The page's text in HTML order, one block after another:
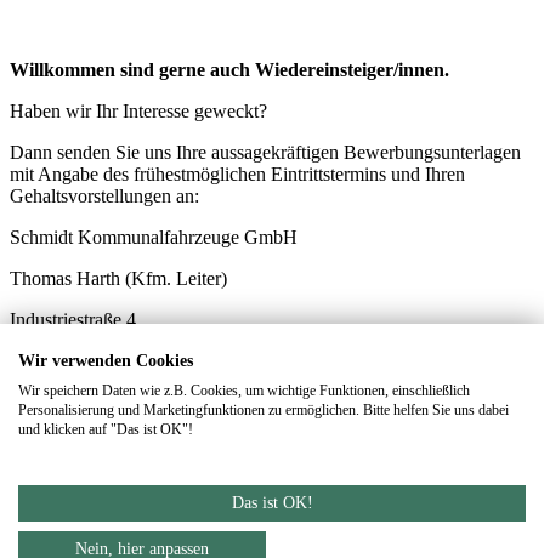
Willkommen sind gerne auch Wiedereinsteiger/innen.
Haben wir Ihr Interesse geweckt?
Dann senden Sie uns Ihre aussagekräftigen Bewerbungsunterlagen
mit Angabe des frühestmöglichen Eintrittstermins und Ihren
Gehaltsvorstellungen an:
Schmidt Kommunalfahrzeuge GmbH
Thomas Harth (Kfm. Leiter)
Industriestraße 4
68649 Groß-Rohrheim
Gerne auch per Email: harth@schmidt-kommunal.de
Zurück zur Übersicht
DATENSCHUTZ
IMPRESSUM
Wir verwenden Cookies
Wir speichern Daten wie z.B. Cookies, um wichtige Funktionen, einschließlich
Personalisierung und Marketingfunktionen zu ermöglichen. Bitte helfen Sie uns dabei
und klicken auf "Das ist OK"!
Das ist OK!
Nein, hier anpassen